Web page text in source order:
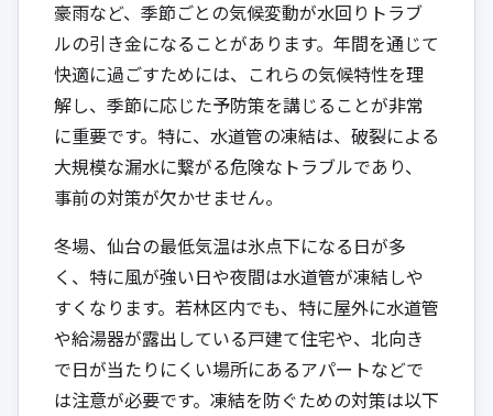
豪雨など、季節ごとの気候変動が水回りトラブ
ルの引き金になることがあります。年間を通じて
快適に過ごすためには、これらの気候特性を理
解し、季節に応じた予防策を講じることが非常
に重要です。特に、水道管の凍結は、破裂による
大規模な漏水に繋がる危険なトラブルであり、
事前の対策が欠かせません。
冬場、仙台の最低気温は氷点下になる日が多
く、特に風が強い日や夜間は水道管が凍結しや
すくなります。若林区内でも、特に屋外に水道管
や給湯器が露出している戸建て住宅や、北向き
で日が当たりにくい場所にあるアパートなどで
は注意が必要です。凍結を防ぐための対策は以下